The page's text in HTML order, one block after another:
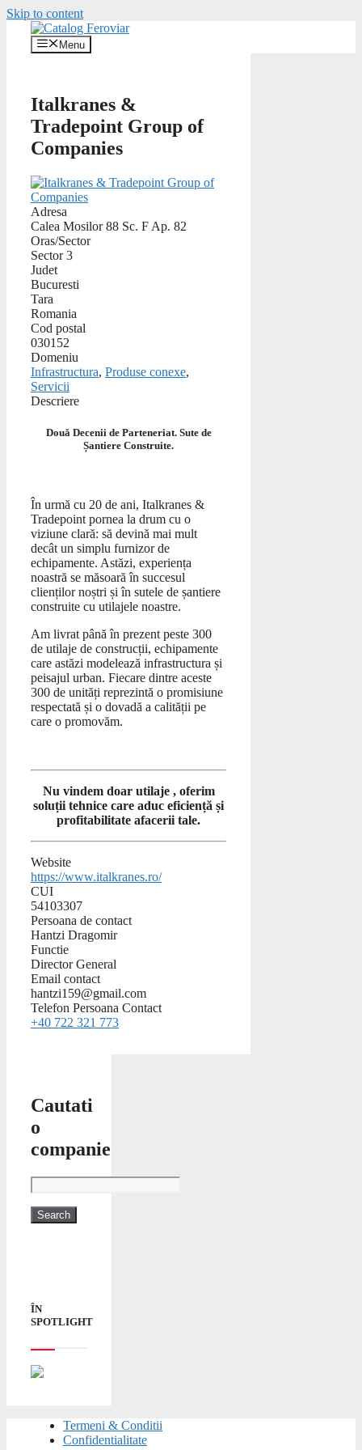
Skip to content
Menu
Italkranes &
Tradepoint Group of
Companies
Adresa
Calea Mosilor 88 Sc. F Ap. 82
Oras/Sector
Sector 3
Judet
Bucuresti
Tara
Romania
Cod postal
030152
Domeniu
Infrastructura, Produse conexe,
Servicii
Descriere
Două Decenii de Parteneriat. Sute de
Șantiere Construite.
În urmă cu 20 de ani, Italkranes &
Tradepointpornea la drum cu o
viziune clară: să devină mai mult
decât un simplu furnizor de
echipamente. Astăzi, experiența
noastră se măsoară în succesul
clienților noștri și în sutele de șantiere
construite cu utilajele noastre.
Am livrat până în prezent peste 300
de utilaje de construcții, echipamente
care astăzi modelează infrastructura și
peisajul urban. Fiecare dintre aceste
300 de unități reprezintă o promisiune
respectată și o dovadă a calității pe
care o promovăm.
Nu vindem doar utilaje , oferim
soluții tehnice care aduc eficiență și
profitabilitate afacerii tale.
Website
https://www.italkranes.ro/
CUI
54103307
Persoana de contact
Hantzi Dragomir
Functie
Director General
Email contact
hantzi159@gmail.com
Telefon Persoana Contact
+40 722 321 773
Cautati
o
companie
ÎN
SPOTLIGHT
Termeni & Conditii
Confidentialitate